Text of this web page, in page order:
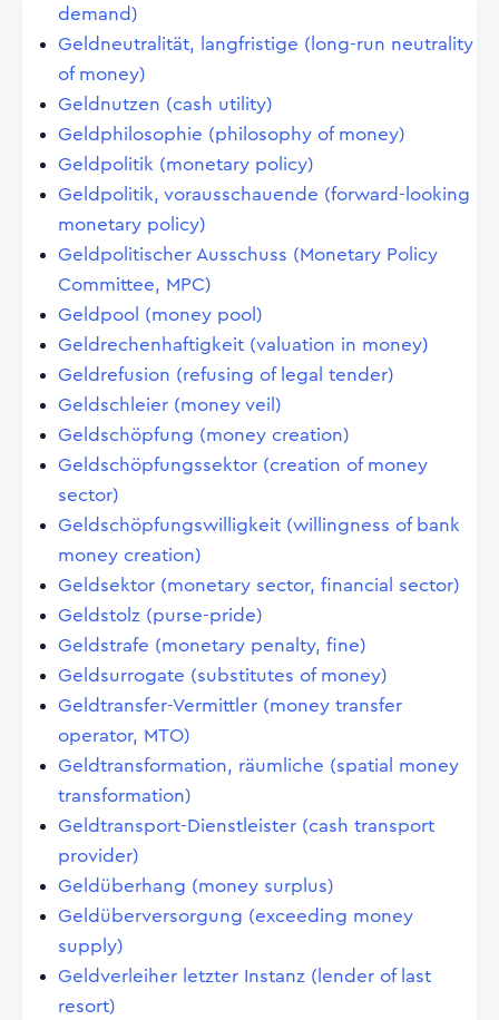
demand)
Geldneutralität, langfristige (long-run neutrality
of money)
Geldnutzen (cash utility)
Geldphilosophie (philosophy of money)
Geldpolitik (monetary policy)
Geldpolitik, vorausschauende (forward-looking
monetary policy)
Geldpolitischer Ausschuss (Monetary Policy
Committee, MPC)
Geldpool (money pool)
Geldrechenhaftigkeit (valuation in money)
Geldrefusion (refusing of legal tender)
Geldschleier (money veil)
Geldschöpfung (money creation)
Geldschöpfungssektor (creation of money
sector)
Geldschöpfungswilligkeit (willingness of bank
money creation)
Geldsektor (monetary sector, financial sector)
Geldstolz (purse-pride)
Geldstrafe (monetary penalty, fine)
Geldsurrogate (substitutes of money)
Geldtransfer-Vermittler (money transfer
operator, MTO)
Geldtransformation, räumliche (spatial money
transformation)
Geldtransport-Dienstleister (cash transport
provider)
Geldüberhang (money surplus)
Geldüberversorgung (exceeding money
supply)
Geldverleiher letzter Instanz (lender of last
resort)